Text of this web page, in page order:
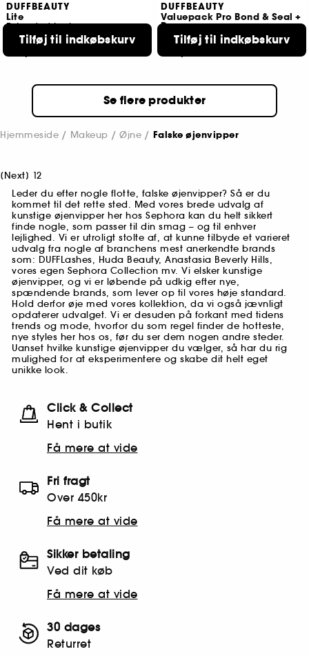
DUFFBEAUTY
Lite
Extended Lashes
1
185,00 KR
Tilføj til indkøbskurv
DUFFBEAUTY
Valuepack Pro Bond & Seal +
Remover
1
250,00 KR
Tilføj til indkøbskurv
Se flere produkter
Hjemmeside Makeup Øjne Falske øjenvipper
[Next] 12
Leder du efter nogle flotte, falske øjenvipper? Så er du
kommet til det rette sted. Med vores brede udvalg af
kunstige øjenvipper her hos Sephora kan du helt sikkert
finde nogle, som passer til din smag – og til enhver
lejlighed. Vi er utroligt stolte af, at kunne tilbyde et varieret
udvalg fra nogle af branchens mest anerkendte brands
som: DUFFLashes, Huda Beauty, Anastasia Beverly Hills,
vores egen Sephora Collection mv. Vi elsker kunstige
øjenvipper, og vi er løbende på udkig efter nye,
spændende brands, som lever op til vores høje standard.
Hold derfor øje med vores kollektion, da vi også jævnligt
opdaterer udvalget. Vi er desuden på forkant med tidens
trends og mode, hvorfor du som regel finder de hotteste,
nye styles her hos os, før du ser dem nogen andre steder.
Uanset hvilke kunstige øjenvipper du vælger, så har du rig
mulighed for at eksperimentere og skabe dit helt eget
unikke look.
Click & Collect
Hent i butik
Få mere at vide
Fri fragt
Over 450kr
Få mere at vide
Sikker betaling
Ved dit køb
Få mere at vide
30 dages
Returret